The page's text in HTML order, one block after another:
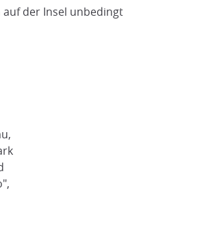
auf der Insel unbedingt